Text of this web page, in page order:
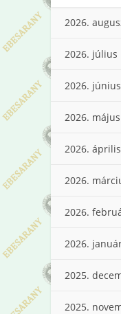
2026.
2026. július
2026. június
2026. május
2026. április
2026.
2026.
2026.
2025.
2025.